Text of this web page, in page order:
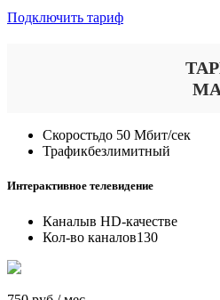
Подключить тариф
Скоростьдо 50 Мбит/сек
Трафикбезлимитный
Интерактивное телевидение
Каналыв HD-качестве
Кол-во каналов130